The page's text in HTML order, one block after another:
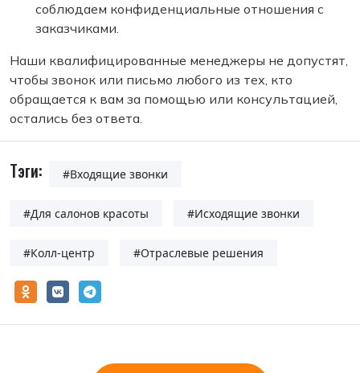
соблюдаем конфиденциальные отношения с
заказчиками.
Наши квалифицированные менеджеры не допустят,
чтобы звонок или письмо любого из тех, кто
обращается к вам за помощью или консультацией,
остались без ответа.
Тэги: #Входящие звонки
#Для салонов красоты #Исходящие звонки
#Колл-центр #Отраслевые решения